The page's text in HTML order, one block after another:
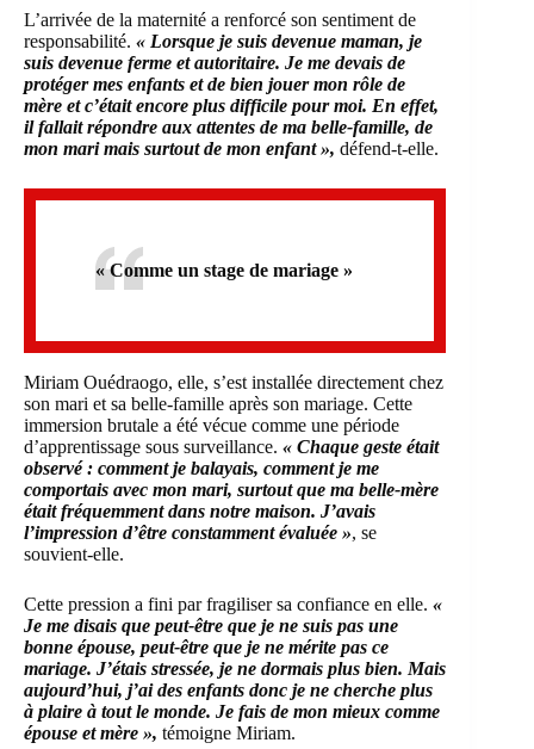
L’arrivée de la maternité a renforcé son sentiment de
responsabilité. « Lorsque je suis devenue maman, je
suis devenue ferme et autoritaire. Je me devais de
protéger mes enfants et de bien jouer mon rôle de
mère et c’était encore plus difficile pour moi. En effet,
il fallait répondre aux attentes de ma belle-famille, de
mon mari mais surtout de mon enfant », défend-t-elle.
« Comme un stage de mariage »
Miriam Ouédraogo, elle, s’est installée directement chez
son mari et sa belle-famille après son mariage. Cette
immersion brutale a été vécue comme une période
d’apprentissage sous surveillance. « Chaque geste était
observé : comment je balayais, comment je me
comportais avec mon mari, surtout que ma belle-mère
était fréquemment dans notre maison. J’avais
l’impression d’être constamment évaluée », se
souvient-elle.
Cette pression a fini par fragiliser sa confiance en elle. «
Je me disais que peut-être que je ne suis pas une
bonne épouse, peut-être que je ne mérite pas ce
mariage. J’étais stressée, je ne dormais plus bien. Mais
aujourd’hui, j’ai des enfants donc je ne cherche plus
à plaire à tout le monde. Je fais de mon mieux comme
épouse et mère », témoigne Miriam.